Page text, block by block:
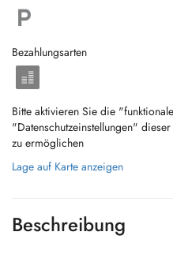
Bezahlungsarten
Bitte aktivieren Sie die
"Datenschutzeinstellungen"
zu ermöglichen
Lage auf Karte anzeigen
Beschreibung